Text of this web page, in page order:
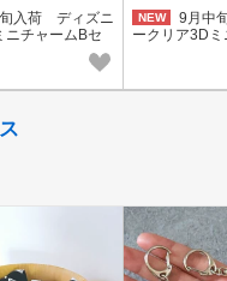
入荷 ディズニ
ニチャームBセ
NEW
9月中
ークリア3D